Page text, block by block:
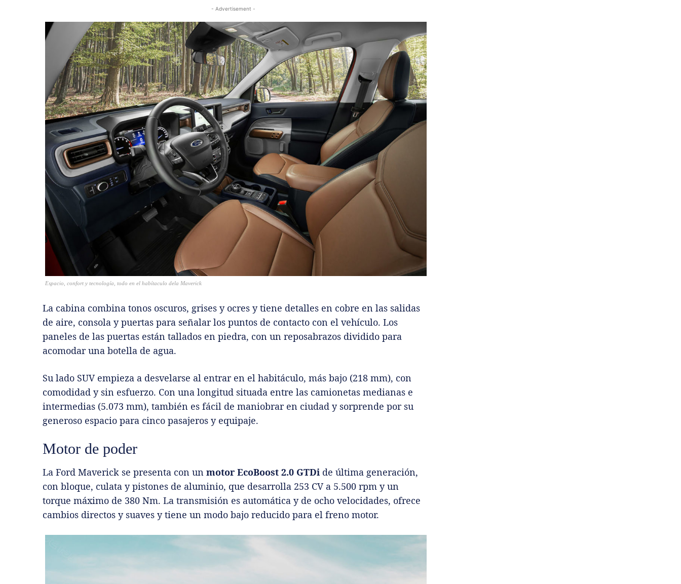
- Advertisement -
Espacio, confort y tecnología, todo en el habítaculo dela Maverick
La cabina combina tonos oscuros, grises y ocres y tiene detalles en cobre en las salidas
de aire, consola y puertas para señalar los puntos de contacto con el vehículo. Los
paneles de las puertas están tallados en piedra, con un reposabrazos dividido para
acomodar una botella de agua.
Su lado SUV empieza a desvelarse al entrar en el habitáculo, más bajo (218 mm), con
comodidad y sin esfuerzo. Con una longitud situada entre las camionetas medianas e
intermedias (5.073 mm), también es fácil de maniobrar en ciudad y sorprende por su
generoso espacio para cinco pasajeros y equipaje.
Motor de poder
La Ford Maverick se presenta con un motor EcoBoost 2.0 GTDi de última generación,
con bloque, culata y pistones de aluminio, que desarrolla 253 CV a 5.500 rpm y un
torque máximo de 380 Nm. La transmisión es automática y de ocho velocidades, ofrece
cambios directos y suaves y tiene un modo bajo reducido para el freno motor.